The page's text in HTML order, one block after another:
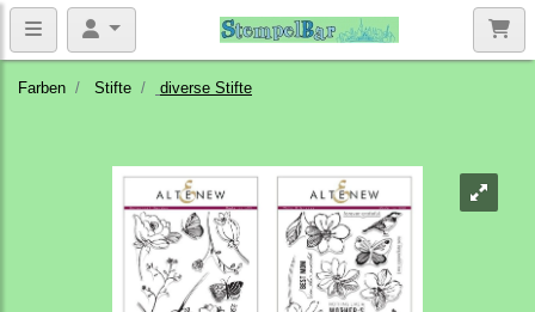
Farben Stifte diverse Stifte